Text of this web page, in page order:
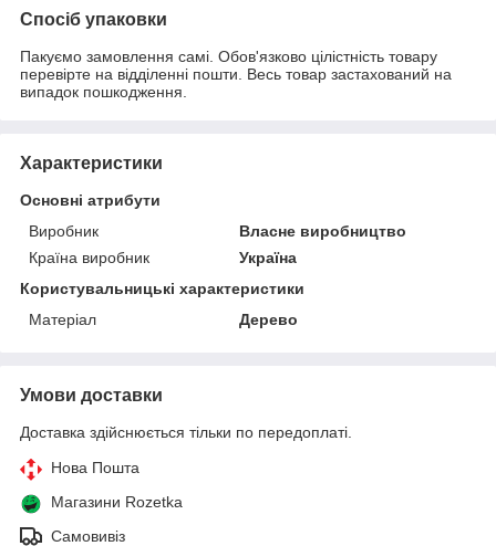
Спосіб упаковки
Пакуємо замовлення самі. Обов'язково цілістність товару
перевірте на відділенні пошти. Весь товар застахований на
випадок пошкодження.
Характеристики
Основні атрибути
Виробник
Власне виробництво
Країна виробник
Україна
Користувальницькі характеристики
Матеріал
Дерево
Умови доставки
Доставка здійснюється тільки по передоплаті.
Нова Пошта
Магазини Rozetka
Самовивіз